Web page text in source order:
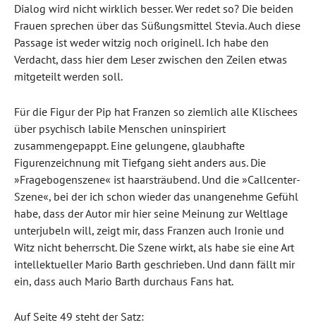
Dialog wird nicht wirklich besser. Wer redet so? Die beiden
Frauen sprechen über das Süßungsmittel Stevia. Auch diese
Passage ist weder witzig noch originell. Ich habe den
Verdacht, dass hier dem Leser zwischen den Zeilen etwas
mitgeteilt werden soll.
Für die Figur der Pip hat Franzen so ziemlich alle Klischees
über psychisch labile Menschen uninspiriert
zusammengepappt. Eine gelungene, glaubhafte
Figurenzeichnung mit Tiefgang sieht anders aus. Die
»Fragebogenszene« ist haarsträubend. Und die »Callcenter-
Szene«, bei der ich schon wieder das unangenehme Gefühl
habe, dass der Autor mir hier seine Meinung zur Weltlage
unterjubeln will, zeigt mir, dass Franzen auch Ironie und
Witz nicht beherrscht. Die Szene wirkt, als habe sie eine Art
intellektueller Mario Barth geschrieben. Und dann fällt mir
ein, dass auch Mario Barth durchaus Fans hat.
Auf Seite 49 steht der Satz: